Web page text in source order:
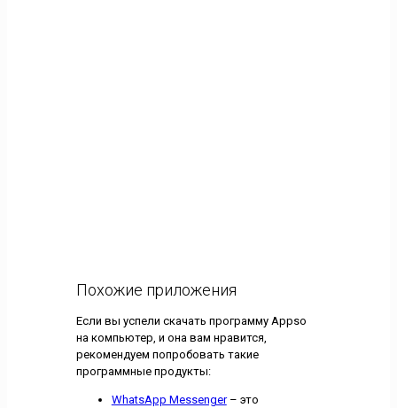
Похожие приложения
Если вы успели скачать программу Appso
на компьютер, и она вам нравится,
рекомендуем попробовать такие
программные продукты:
WhatsApp Messenger– это